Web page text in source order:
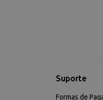
Suporte
Formas de